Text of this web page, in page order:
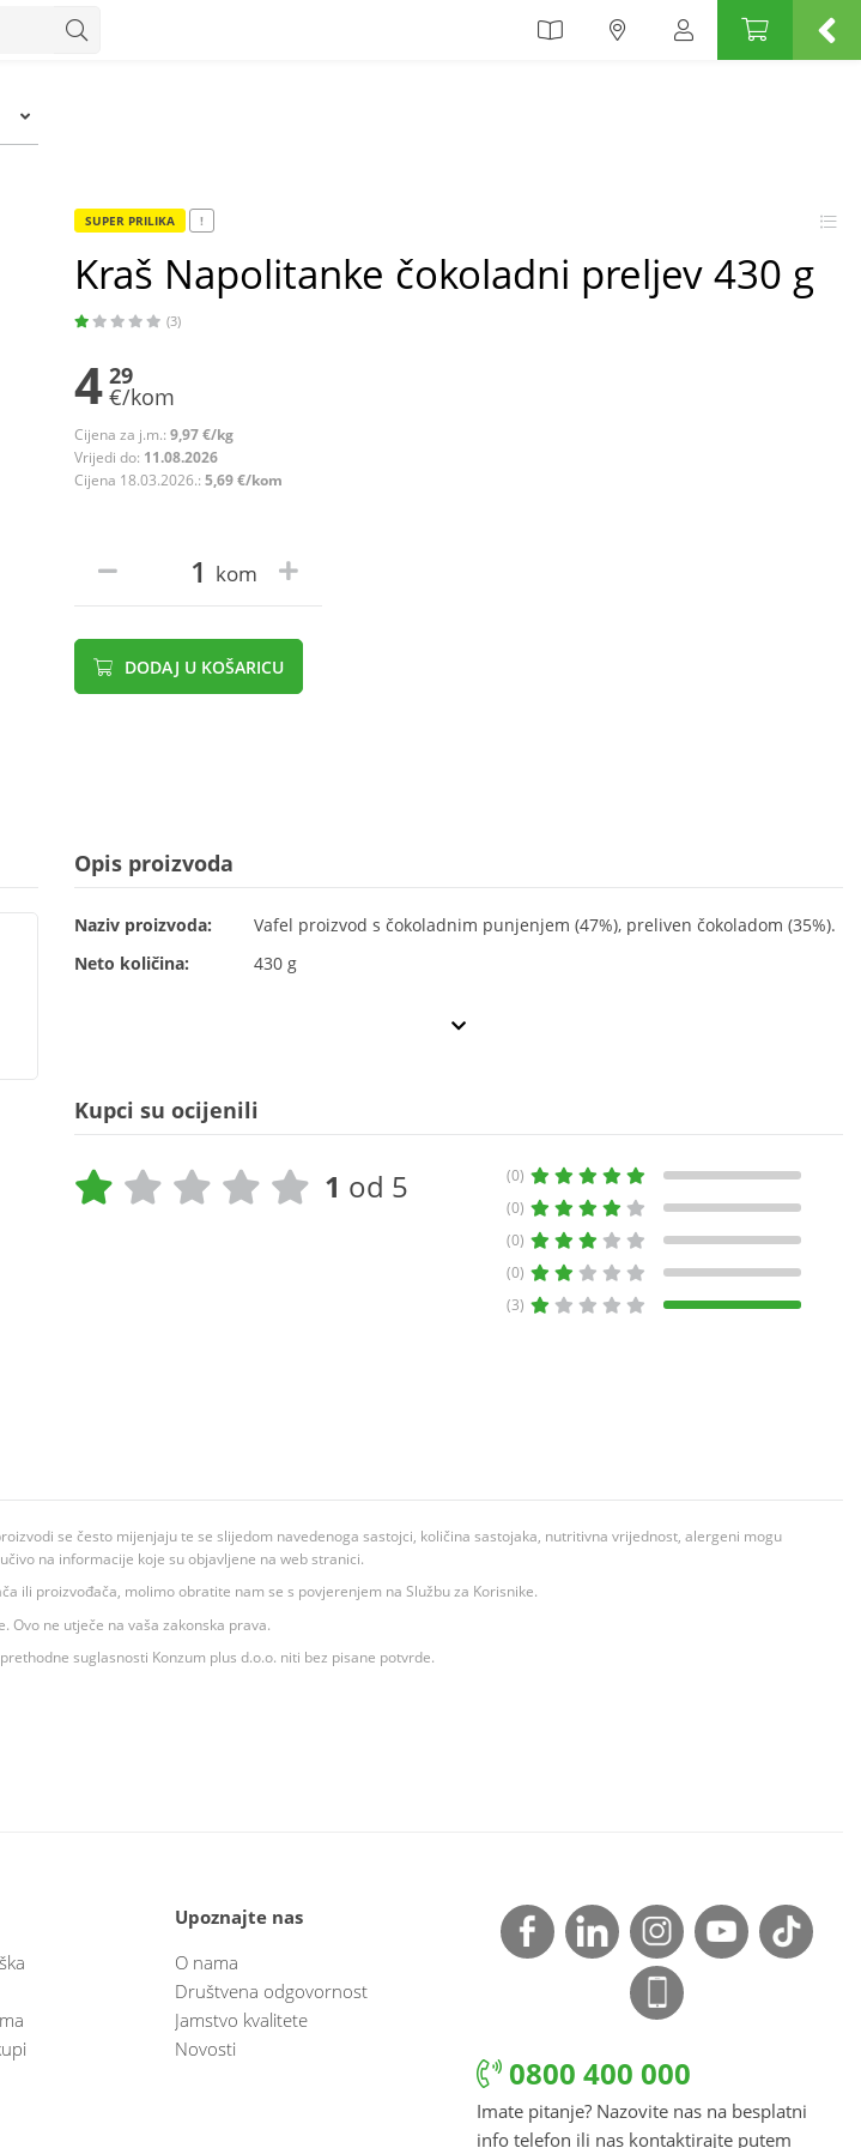
SUPER PRILIKA !
Kraš Napolitanke čokoladni preljev 430 g
(3)
4 29
€/kom
Cijena za j.m.: 9,97 €/kg
Vrijedi do: 11.08.2026
Cijena 18.03.2026.: 5,69 €/kom
kom
DODAJ U KOŠARICU
Opis proizvoda
Naziv proizvoda:
Vafel proizvod s čokoladnim punjenjem (47%), preliven čokoladom (35%).
Neto količina:
430 g
Kupci su ocijenili
1 od 5
(0)
(0)
(0)
(0)
(3)
se često mijenjaju te se slijedom navedenoga sastojci, količina sastojaka, nutritivna vrijednost, alergeni mogu
na informacije koje su objavljene na web stranici.
ili proizvođača, molimo obratite nam se s povjerenjem na Službu za Korisnike.
ne utječe na vaša zakonska prava.
suglasnosti Konzum plus d.o.o. niti bez pisane potvrde.
Upoznajte nas
O nama
Društvena odgovornost
Jamstvo kvalitete
Novosti
0800 400 000
Imate pitanje? Nazovite nas na besplatni
info telefon ili nas kontaktirajte putem